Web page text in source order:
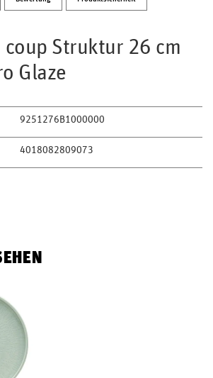
coup Struktur 26 cm
Glaze
9251276B1000000
4018082809073